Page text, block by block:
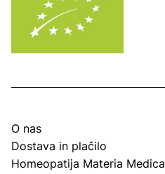
O nas
Dostava in plačilo
Homeopatija Materia Medica